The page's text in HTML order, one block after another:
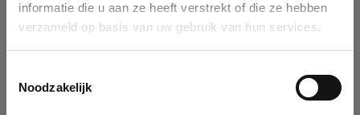
informatie die u aan ze heeft verstrekt of die ze hebben
verzameld op basis van uw gebruik van hun services.
Noodzakelijk
You can search a company in our database by name, VAT or
enterprise ID. When a company is selected it will auto-complete the
form. If you don't find your company in our database, you can create
Ok